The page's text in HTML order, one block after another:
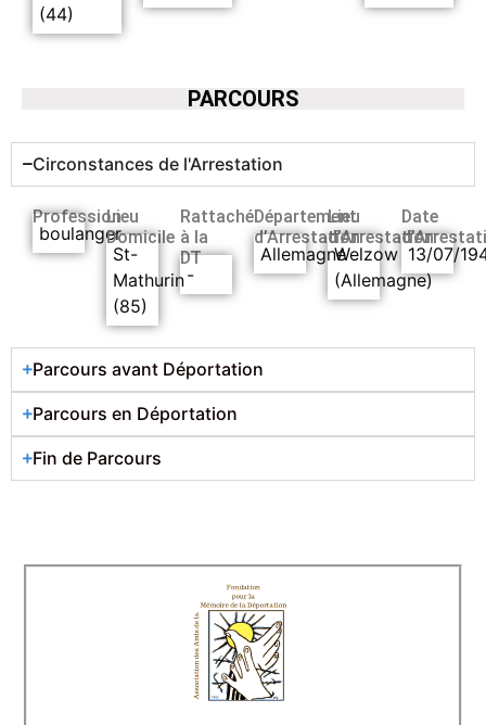
(44)
PARCOURS
Circonstances de l'Arrestation
Profession
boulanger
Lieu
Domicile
St-
Mathurin
(85)
Rattaché
à la
DT
-
Département
d’Arrestation
Allemagne
Lieu
d’Arrestation
Welzow
(Allemagne)
Date
13/07/
Parcours avant Déportation
Parcours en Déportation
Fin de Parcours